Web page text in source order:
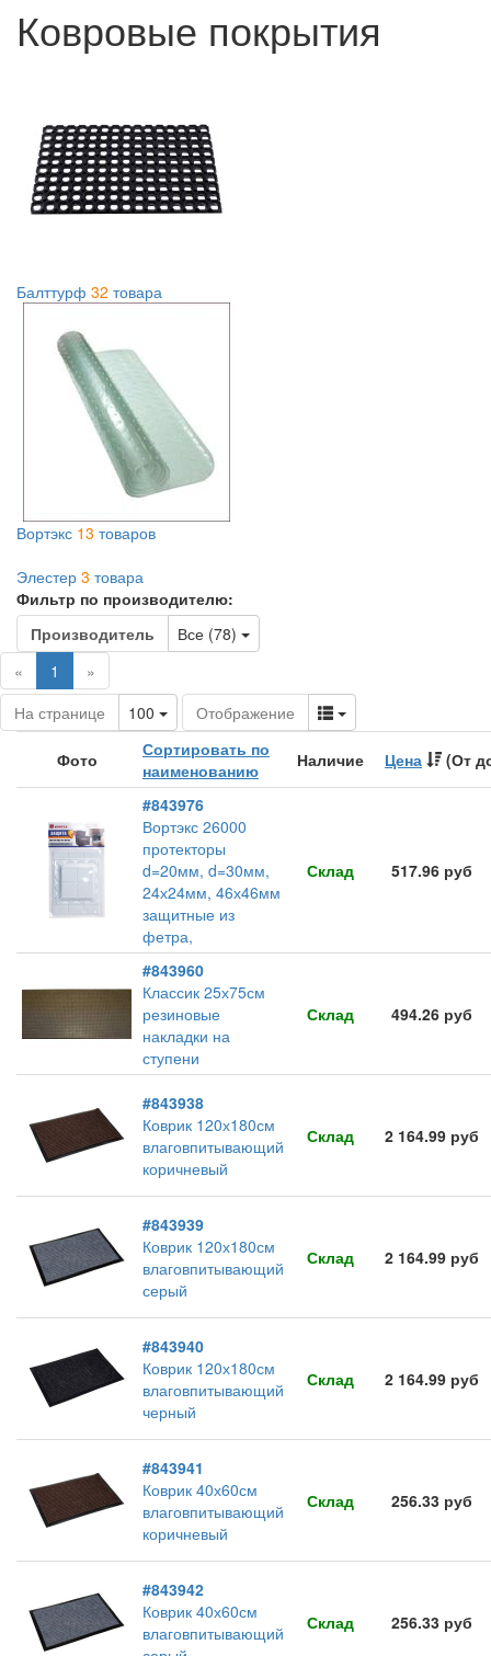
Ковровые покрытия
Балттурф 32 товара
Вортэкс 13 товаров
Элестер 3 товара
Фильтр по производителю:
Производитель
Все (78) Toggle Dropdown
«
1 (current)
»
На странице
100 Toggle Dropdown
Отображение Toggle Dropdown
Фото
Сортировать по
наименованию
Наличие Цена (От
#843976
Вортэкс 26000
протекторы
d=20мм, d=30мм,
24х24мм, 46х46мм
защитные из
фетра,
Склад 517.96 руб
#843960
Классик 25х75см
резиновые
накладки на
ступени
Склад 494.26 руб
#843938
Коврик 120х180см
влаговпитывающий
коричневый
Склад 2 164.99 руб
#843939
Коврик 120х180см
влаговпитывающий
серый
Склад 2 164.99 руб
#843940
Коврик 120х180см
влаговпитывающий
черный
Склад 2 164.99 руб
#843941
Коврик 40х60см
влаговпитывающий
коричневый
Склад 256.33 руб
#843942
Коврик 40х60см
влаговпитывающий
Склад 256.33 руб